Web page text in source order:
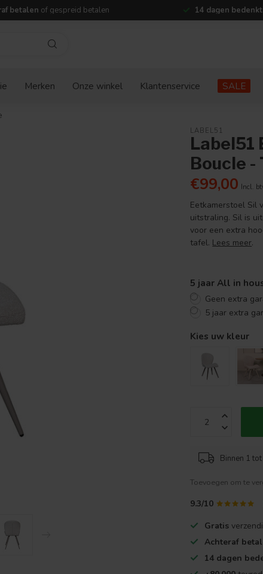
betalen of gespreid betalen 14 dagen
Merken Onze winkel Klantenservice SALE
LABEL51
Label51
Boucle -
€99,00 Incl.
Eetkamerstoel Sil
uitstraling. Sil is
voor een extra
tafel. Lees meer.
5 jaar All in
Geen extra
5 jaar extra
Kies uw kleur
Binnen 1
Toevoegen om te
9.3/10
Gratis
Achteraf
14 dagen